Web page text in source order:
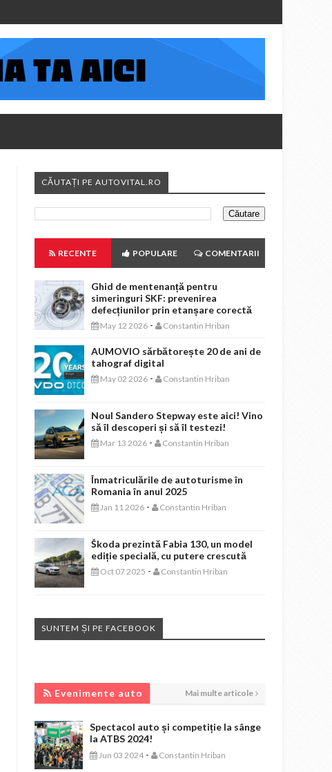
CĂUTAȚI PE AUTOVITAL.RO
RECENTE POPULARE COMENTARII
Ghid de mentenanță pentru
simeringuri SKF: prevenirea
defecțiunilor prin etanșare corectă
May 12 2026 - Constantin Hriban
AUMOVIO sărbătorește 20 de ani de
tahograf digital
May 02 2026 - Constantin Hriban
Noul Sandero Stepway este aici! Vino
să îl descoperi și să îl testezi!
Mar 13 2026 - Constantin Hriban
Înmatriculările de autoturisme în
Romania în anul 2025
Jan 11 2026 - Constantin Hriban
Škoda prezintă Fabia 130, un model
ediție specială, cu putere crescută
Oct 07 2025 - Constantin Hriban
SUNTEM ȘI PE FACEBOOK
Evenimente auto Mai multe articole
Spectacol auto și competiție la sânge
la ATBS 2024!
Jun 03 2024 - Constantin Hriban